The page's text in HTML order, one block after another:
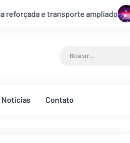
Esquenta para o Réveillon de
Notícias Contato